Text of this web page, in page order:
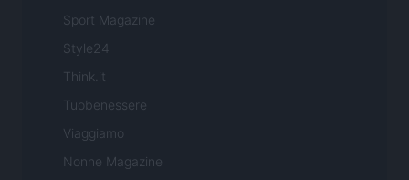
Sport Magazine
Style24
Think.it
Tuobenessere
Viaggiamo
Nonne Magazine